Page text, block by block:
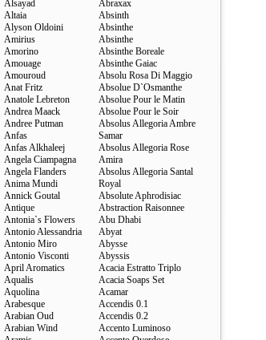
Alsayad
Altaia
Alyson Oldoini
Amirius
Amorino
Amouage
Amouroud
Anat Fritz
Anatole Lebreton
Andrea Maack
Andree Putman
Anfas
Anfas Alkhaleej
Angela Ciampagna
Angela Flanders
Anima Mundi
Annick Goutal
Antique
Antonia`s Flowers
Antonio Alessandria
Antonio Miro
Antonio Visconti
April Aromatics
Aqualis
Aquolina
Arabesque
Arabian Oud
Arabian Wind
Abraxax
Absinth
Absinthe
Absinthe
Absinthe Boreale
Absinthe Gaiac
Absolu Rosa Di Maggio
Absolue D`Osmanthe
Absolue Pour le Matin
Absolue Pour le Soir
Absolus Allegoria Ambre
Samar
Absolus Allegoria Rose
Amira
Absolus Allegoria Santal
Royal
Absolute Aphrodisiac
Abstraction Raisonnee
Abu Dhabi
Abyat
Abysse
Abyssis
Acacia Estratto Triplo
Acacia Soaps Set
Acamar
Accendis 0.1
Accendis 0.2
Accento Luminoso